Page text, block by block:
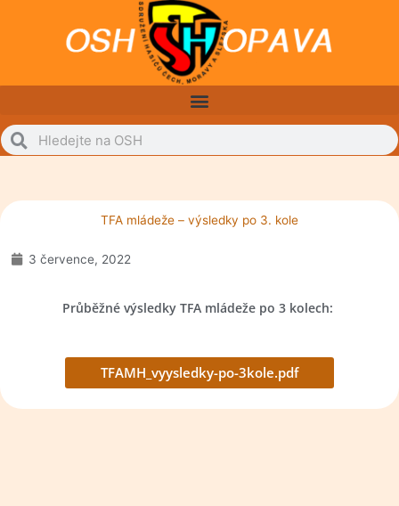
SearchSearch
TFA mládeže – výsledky po 3. kole
3 července, 2022
Průběžné výsledky TFA mládeže po 3 kolech:
TFAMH_vyysledky-po-3kole.pdf